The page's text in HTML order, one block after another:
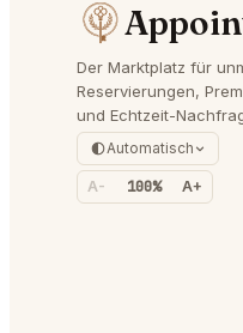
Der Marktplatz für
Reservierungen,
und Echtzeit-
Automatisch
A- 100% A+